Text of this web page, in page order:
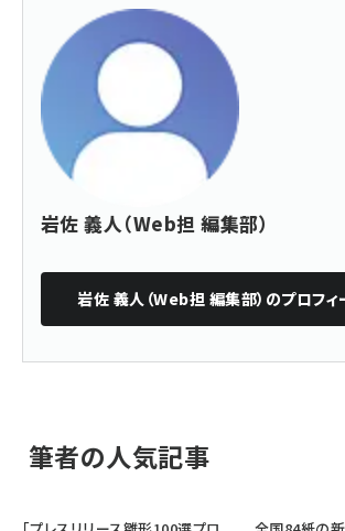
岩佐 義人（Web担 編集部）
岩佐 義人（Web担 編集部） のプロフ
筆者の人気記事